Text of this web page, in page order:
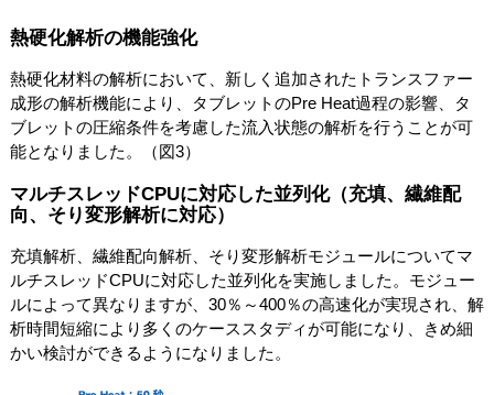
熱硬化解析の機能強化
熱硬化材料の解析において、新しく追加されたトランスファー
成形の解析機能により、タブレットのPre Heat過程の影響、タ
ブレットの圧縮条件を考慮した流入状態の解析を行うことが可
能となりました。（図3）
マルチスレッドCPUに対応した並列化（充填、繊維配
向、そり変形解析に対応）
充填解析、繊維配向解析、そり変形解析モジュールについてマ
ルチスレッドCPUに対応した並列化を実施しました。モジュー
ルによって異なりますが、30％～400％の高速化が実現され、解
析時間短縮により多くのケーススタディが可能になり、きめ細
かい検討ができるようになりました。